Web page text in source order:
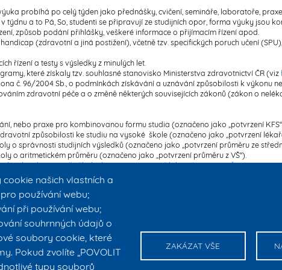
našich vlastních a
používání webu;
při používání webu;
souhrnných údajů o
soubory cookie, které
Pokud zvolíte „POVOLIT
typy souborů
ZAKÁZAT VŠE
probíhá po celý týden jako přednášky, cvičení, semináře, laboratoře,
a to Pá, So, studenti se připravují ze studijních opor, forma výuky jsou
způsob podání přihlášky, veškeré informace o přijímacím řízení apod.
(zdravotní a jiná postižení), včetně tzv. specifických poruch učení
řízení a testy s výsledky z minulých let.
které získaly tzv. souhlasné stanovisko Ministerstva zdravotnictví ČR (viz
č. 96/2004 Sb., o podmínkách získávání a uznávání způsobilosti k výkonu
zdravotní péče a o změně některých souvisejících zákonů (zákon o
nebo praxe pro kombinovanou formu studia (označeno jako „potvrzení
způsobilosti ke studiu na vysoké škole (označeno jako „potvrzení
o správnosti studijních výsledků (označeno jako „potvrzení průměru ze
o aritmetickém průměru (označeno jako „potvrzení průměru z VŠ“).
hradí sám, výše školného je stanovena přílohouč. 5 Statutu ČVUT.
republiky ) musí předložit osvědčení o certifikované zkoušce z českého
ústavu vyšších studií ČVUT v Praze,
jazykové a odborné přípravy Univerzity Karlovy (